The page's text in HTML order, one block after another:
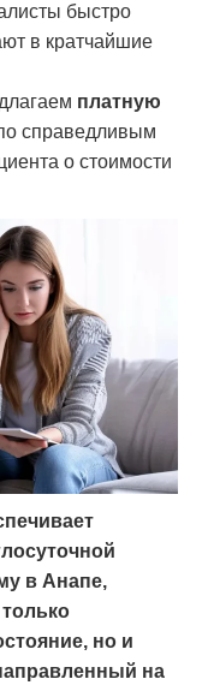
быстро
в кратчайшие
платную
справедливым
о стоимости
в Анапе,
но и
на